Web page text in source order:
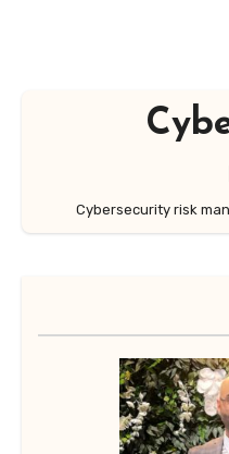
Cybersecurity risk